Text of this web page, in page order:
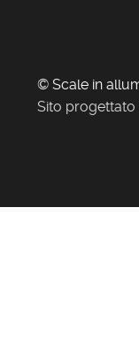
© Scale in
Sito progettato